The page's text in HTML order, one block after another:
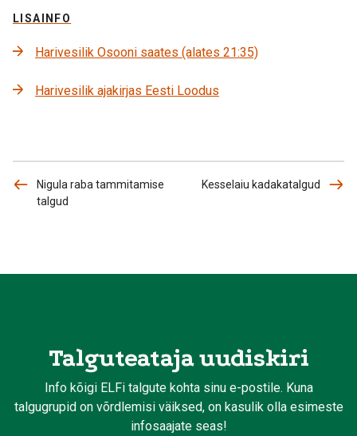
LISAINFO
Harivesilik Osooni saates (alates 21:35)
Harivesilik ajakirjas Eesti Loodus
Nigula raba tammitamise
talgud
Kesselaiu kadakatalgud
Talguteataja uudiskiri
Info kõigi ELFi talgute kohta sinu e-postile. Kuna
talgugrupid on võrdlemisi väiksed, on kasulik olla esimeste
infosaajate seas!